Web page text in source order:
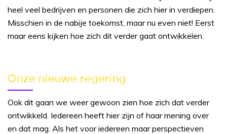
heel veel bedrijven en personen die zich hier in verdiepen.
Misschien in de nabije toekomst, maar nu even niet! Eerst
maar eens kijken hoe zich dit verder gaat ontwikkelen.
Onze nieuwe regering
Ook dit gaan we weer gewoon zien hoe zich dat verder
ontwikkeld. Iedereen heeft hier zijn of haar mening over
en dat mag. Als het voor iedereen maar perspectieven